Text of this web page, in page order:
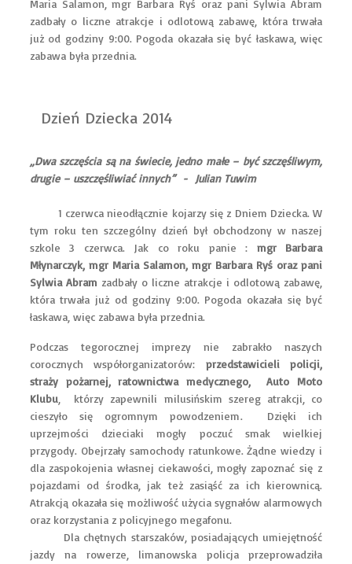
Maria Salamon, mgr Barbara Ryś oraz pani Sylwia Abram
zadbały o liczne atrakcje i odlotową zabawę, która trwała
już od godziny 9:00. Pogoda okazała się być łaskawa, więc
zabawa była przednia.
Dzień Dziecka 2014
„Dwa szczęścia są na świecie, jedno małe – być szczęśliwym,
drugie – uszczęśliwiać innych” - Julian Tuwim
1 czerwca nieodłącznie kojarzy się z Dniem Dziecka. W
tym roku ten szczególny dzień był obchodzony w naszej
szkole 3 czerwca. Jak co roku panie : mgr Barbara
Młynarczyk, mgr Maria Salamon, mgr Barbara Ryś oraz pani
Sylwia Abram zadbały o liczne atrakcje i odlotową zabawę,
która trwała już od godziny 9:00. Pogoda okazała się być
łaskawa, więc zabawa była przednia.
Podczas tegorocznej imprezy nie zabrakło naszych
corocznych współorganizatorów: przedstawicieli policji,
straży pożarnej, ratownictwa medycznego, Auto Moto
Klubu, którzy zapewnili milusińskim szereg atrakcji, co
cieszyło się ogromnym powodzeniem. Dzięki ich
uprzejmości dzieciaki mogły poczuć smak wielkiej
przygody. Obejrzały samochody ratunkowe. Żądne wiedzy i
dla zaspokojenia własnej ciekawości, mogły zapoznać się z
pojazdami od środka, jak też zasiąść za ich kierownicą.
Atrakcją okazała się możliwość użycia sygnałów alarmowych
oraz korzystania z policyjnego megafonu.
Dla chętnych starszaków, posiadających umiejętność
jazdy na rowerze, limanowska policja przeprowadziła